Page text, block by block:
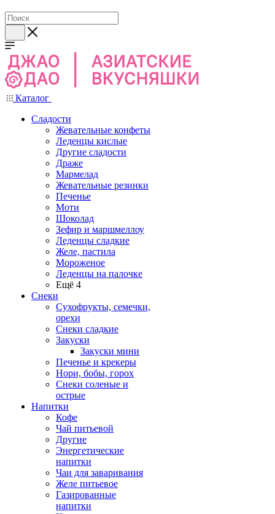
Каталог
Сладости
Жевательные конфеты
Леденцы кислые
Другие сладости
Драже
Мармелад
Жевательные резинки
Печенье
Моти
Шоколад
Зефир и маршмеллоу
Леденцы сладкие
Желе, пастила
Мороженое
Леденцы на палочке
Ещё 4
Снеки
Сухофрукты, семечки,
орехи
Снеки сладкие
Закуски
Закуски мини
Печенье и крекеры
Нори, бобы, горох
Снеки соленые и
острые
Напитки
Кофе
Чай питьевой
Другие
Энергетические
напитки
Чаи для заваривания
Желе питьевое
Газированные
напитки